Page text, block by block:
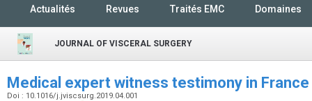
Actualités Revues Traités EMC Domaines
JOURNAL OF VISCERAL SURGERY
Medical expert witness testimony in
Doi : 10.1016/j.jviscsurg.2019.04.001